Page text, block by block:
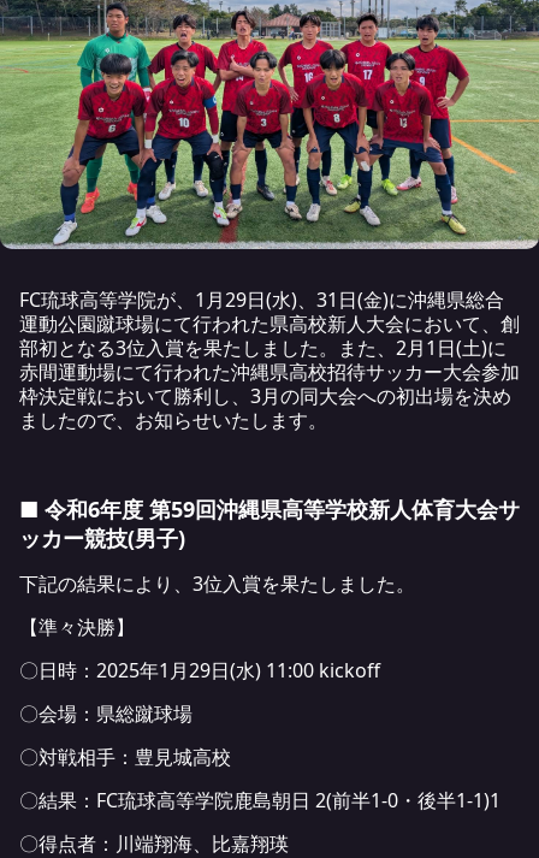
FC琉球高等学院が、1月29日(水)、31日(金)に沖縄県総合
運動公園蹴球場にて行われた県高校新人大会において、創
部初となる3位入賞を果たしました。また、2月1日(土)に
赤間運動場にて行われた沖縄県高校招待サッカー大会参加
枠決定戦において勝利し、3月の同大会への初出場を決め
ましたので、お知らせいたします。
■ 令和6年度 第59回沖縄県高等学校新人体育大会サ
ッカー競技(男子)
下記の結果により、3位入賞を果たしました。
【準々決勝】
〇日時：2025年1月29日(水) 11:00 kickoff
〇会場：県総蹴球場
〇対戦相手：豊見城高校
〇結果：FC琉球高等学院鹿島朝日 2(前半1-0・後半1-1)1
〇得点者：川端翔海、比嘉翔瑛